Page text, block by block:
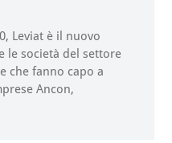
Leviat è il nuovo
le società del settore
che fanno capo a
Ancon,